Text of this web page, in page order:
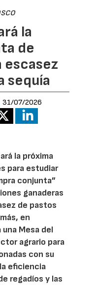
la
de
sequía
31/07/2026
la próxima
para estudiar
conjunta”
ganaderas
de pastos
en
Mesa del
agrario para
con su
eficiencia
regadíos y las